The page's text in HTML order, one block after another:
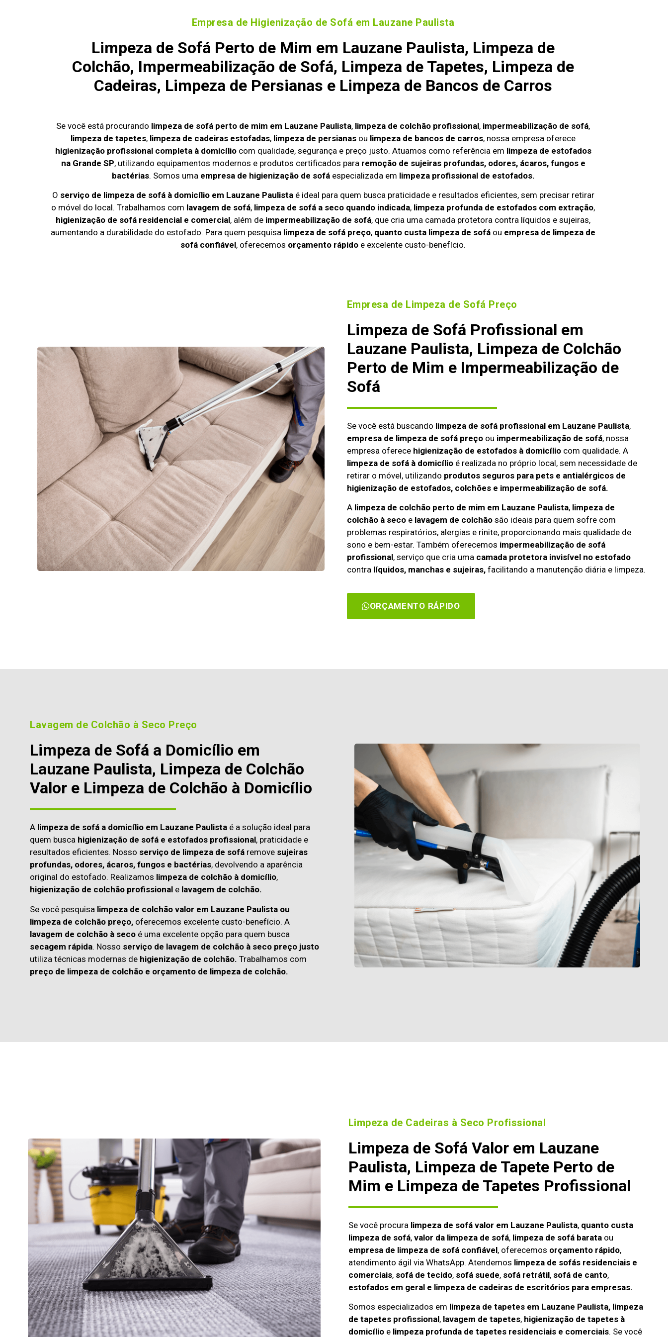
Empresa de Higienização de Sofá em Lauzane Paulista
Limpeza de Sofá Perto de Mim em Lauzane Paulista, Limpeza de
Colchão, Impermeabilização de Sofá, Limpeza de Tapetes, Limpeza de
Cadeiras, Limpeza de Persianas e Limpeza de Bancos de Carros
Se você está procurando limpeza de sofá perto de mim em Lauzane Paulista, limpeza de colchão profissional, impermeabilização de sofá,
limpeza de tapetes, limpeza de cadeiras estofadas, limpeza de persianas ou limpeza de bancos de carros, nossa empresa oferece
higienização profissional completa à domicíliocom qualidade, segurança e preço justo. Atuamos como referência em limpeza de estofados
na Grande SP, utilizando equipamentos modernos e produtos certificados para remoção de sujeiras profundas, odores, ácaros, fungos e
bactérias. Somos uma empresa de higienização de sofáespecializada em limpeza profissional de estofados.
O serviço de limpeza de sofá à domicílio em Lauzane Paulistaé ideal para quem busca praticidade e resultados eficientes, sem precisar retirar
o móvel do local. Trabalhamos com lavagem de sofá, limpeza de sofá a seco quando indicada, limpeza profunda de estofados com extração,
higienização de sofá residencial e comercial, além de impermeabilização de sofá, que cria uma camada protetora contra líquidos e sujeiras,
aumentando a durabilidade do estofado. Para quem pesquisa limpeza de sofá preço, quanto custa limpeza de sofá ou empresa de limpeza de
sofá confiável, oferecemos orçamento rápido e excelente custo-benefício.
Empresa de Limpeza de Sofá Preço
Limpeza de Sofá Profissional em
Lauzane Paulista, Limpeza de Colchão
Perto de Mim e Impermeabilização de
Sofá
Se você está buscando limpeza de sofá profissional em Lauzane Paulista,
empresa de limpeza de sofá preçoou impermeabilização de sofá, nossa
empresa oferece higienização de estofados à domicíliocom qualidade. A
limpeza de sofá à domicílioé realizada no próprio local, sem necessidade de
retirar o móvel, utilizando produtos seguros para pets e antialérgicos de
higienização de estofados, colchões e impermeabilização de sofá.
A limpeza de colchão perto de mim em Lauzane Paulista, limpeza de
colchão à secoe lavagem de colchãosão ideais para quem sofre com
problemas respiratórios, alergias e rinite, proporcionando mais qualidade de
sono e bem-estar. Também oferecemos impermeabilização de sofá
profissional, serviço que cria uma camada protetora invisível no estofado
contra líquidos, manchas e sujeiras,facilitando a manutenção diária e limpeza.
ORÇAMENTO RÁPIDO
Lavagem de Colchão à Seco Preço
Limpeza de Sofá a Domicílio em
Lauzane Paulista, Limpeza de Colchão
Valor e Limpeza de Colchão à Domicílio
A limpeza de sofá a domicílio em Lauzane Paulista é a solução ideal para
quem busca higienização de sofá e estofados profissional, praticidade e
resultados eficientes. Nosso serviço de limpeza de sofá remove sujeiras
profundas, odores, ácaros, fungos e bactérias, devolvendo a aparência
original do estofado. Realizamos limpeza de colchão à domicílio,
higienização de colchão profissional e lavagem de colchão.
Se você pesquisa limpeza de colchão valor em Lauzane Paulista ou
limpeza de colchão preço, oferecemos excelente custo-benefício. A
lavagem de colchão à seco é uma excelente opção para quem busca
secagem rápida. Nosso serviço de lavagem de colchão à seco preço justo
utiliza técnicas modernas de higienização de colchão. Trabalhamos com
preço de limpeza de colchão e orçamento de limpeza de colchão.
Limpeza de Cadeiras à Seco Profissional
Limpeza de Sofá Valor em Lauzane
Paulista, Limpeza de Tapete Perto de
Mim e Limpeza de Tapetes Profissional
Se você procura limpeza de sofá valor em Lauzane Paulista, quanto custa
limpeza de sofá, valor da limpeza de sofá, limpeza de sofá barataou
empresa de limpeza de sofá confiável, oferecemos orçamento rápido,
atendimento ágil via WhatsApp. Atendemos limpeza de sofás residenciais e
comerciais, sofá de tecido, sofá suede, sofá retrátil, sofá de canto,
estofados em geral e limpeza de cadeiras de escritórios para empresas.
Somos especializados em limpeza de tapetes em Lauzane Paulista, limpeza
de tapetes profissional, lavagem de tapetes, higienização de tapetes à
domicílioe limpeza profunda de tapetes residenciais e comerciais. Se você